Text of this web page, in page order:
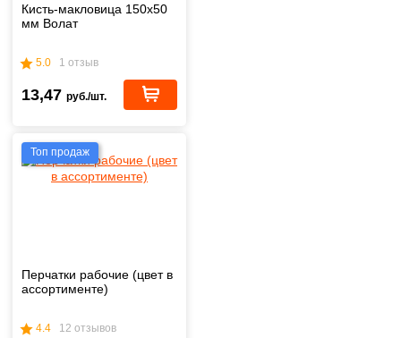
Кисть-макловица 150х50
мм Волат
5.0 1 отзыв
13,47 руб./шт.
Топ продаж
Перчатки рабочие (цвет в
ассортименте)
4.4 12 отзывов